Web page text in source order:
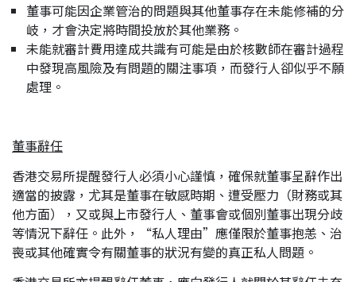
地點
董事可能因企業管治的問題與其他董事存在未能修補的分
岐，才會決定將時間投放於其他業務。
未能就審計費用達成共識有可能是由於核數師在審計過程
中發現高風險及有問題的關注事項，而發行人卻似乎不願
處理。
董事辭任
香港交易所提醒發行人必須小心謹慎，確保就董事呈辭作出
適當的披露，尤其是董事在敏感時期、遭受壓力（財務或其
他方面），又或與上市發行人、董事會或個別董事出現分歧
等情況下辭任。此外，“私人理由”應僅限於董事抱恙、治
喪或其他確實令有關董事的狀況有變的真正私人問題。